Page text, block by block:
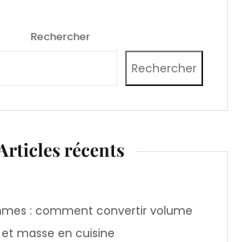
Rechercher
Rechercher
récents
: comment convertir volume
et masse en cuisine